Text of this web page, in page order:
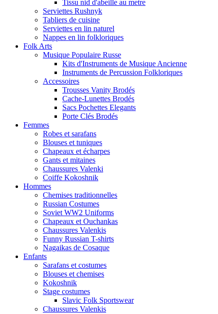
Tissu nid d'abeille au metre
Serviettes Rushnyk
Tabliers de cuisine
Serviettes en lin naturel
Nappes en lin folkloriques
Folk Arts
Musique Populaire Russe
Kits d'Instruments de Musique Ancienne
Instruments de Percussion Folkloriques
Accessoires
Trousses Vanity Brodés
Cache-Lunettes Brodés
Sacs Pochettes Elegants
Porte Clés Brodés
Femmes
Robes et sarafans
Blouses et tuniques
Chapeaux et écharpes
Gants et mitaines
Chaussures Valenki
Coiffe Kokoshnik
Hommes
Chemises traditionnelles
Russian Costumes
Soviet WW2 Uniforms
Chapeaux et Ouchankas
Chaussures Valenkis
Funny Russian T-shirts
Nagaikas de Cosaque
Enfants
Sarafans et costumes
Blouses et chemises
Kokoshnik
Stage costumes
Slavic Folk Sportswear
Chaussures Valenkis